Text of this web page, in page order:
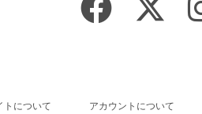
トについて アカウントについて